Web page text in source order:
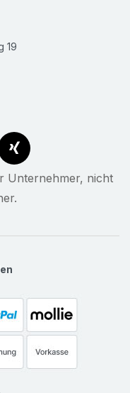
19
Unternehmer, nicht